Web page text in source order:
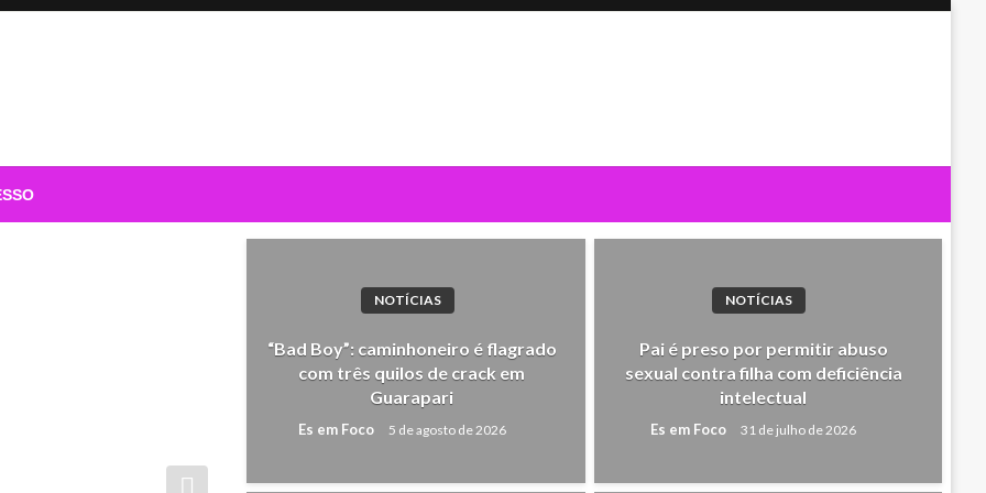
NOTÍCIAS
“Bad Boy”: caminhoneiro é flagrado
com três quilos de crack em
Guarapari
Es em Foco 5 de agosto de 2026
NOTÍCIAS
Pai é preso por permitir abuso
sexual contra filha com deficiência
intelectual
Es em Foco 31 de julho de 2026